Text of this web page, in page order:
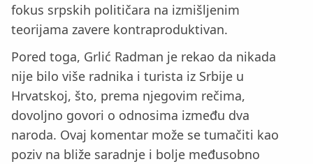
fokus srpskih političara na izmišljenim
teorijama zavere kontraproduktivan.
Pored toga, Grlić Radman je rekao da nikada
nije bilo više radnika i turista iz Srbije u
Hrvatskoj, što, prema njegovim rečima,
dovoljno govori o odnosima između dva
naroda. Ovaj komentar može se tumačiti kao
poziv na bliže saradnje i bolje međusobno